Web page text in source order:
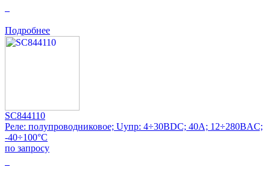
Подробнее
SC844110
Реле: полупроводниковое; Uупр: 4÷30ВDC; 40А; 12÷280ВAC;
-40÷100°C
по запросу